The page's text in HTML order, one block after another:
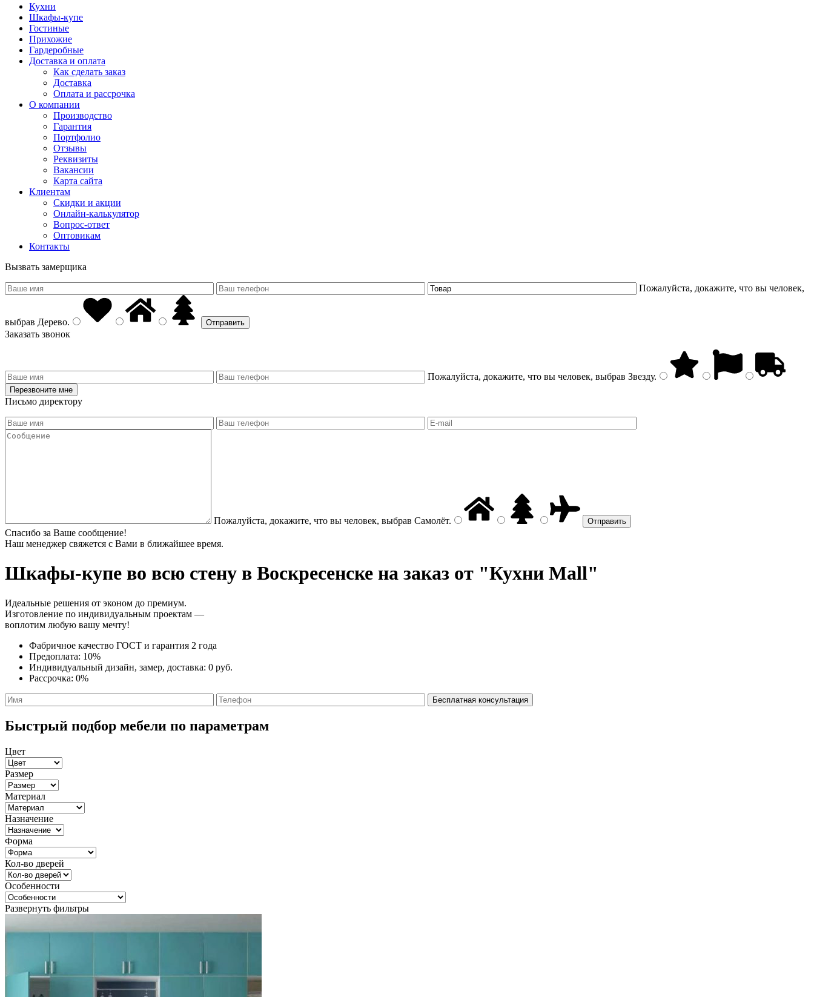
Кухни
Шкафы-купе
Гостиные
Прихожие
Гардеробные
Доставка и оплата
Как сделать заказ
Доставка
Оплата и рассрочка
О компании
Производство
Гарантия
Портфолио
Отзывы
Реквизиты
Вакансии
Карта сайта
Клиентам
Скидки и акции
Онлайн-калькулятор
Вопрос-ответ
Оптовикам
Контакты
Вызвать замерщика
Пожалуйста, докажите, что вы человек,
выбрав Дерево.
Заказать звонок
Пожалуйста, докажите, что вы человек, выбрав Звезду.
Письмо директору
Пожалуйста, докажите, что вы человек, выбрав Самолёт.
Спасибо за Ваше сообщение!
Наш менеджер свяжется с Вами в ближайшее время.
Шкафы-купе во всю стену в Воскресенске на заказ от "Кухни Mall"
Идеальные решения от эконом до премиум.
Изготовление по индивидуальным проектам —
воплотим любую вашу мечту!
Фабричное качество ГОСТ и гарантия 2 года
Предоплата: 10%
Индивидуальный дизайн, замер, доставка: 0 руб.
Рассрочка: 0%
Быстрый подбор мебели по параметрам
Цвет
Размер
Материал
Назначение
Форма
Кол-во дверей
Особенности
Развернуть фильтры